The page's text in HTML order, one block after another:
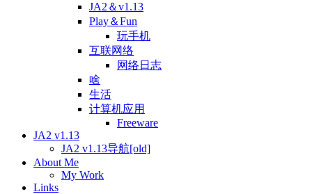
JA2＆v1.13
Play＆Fun
玩手机
互联网络
网络日志
啥
生活
计算机应用
Freeware
JA2 v1.13
JA2 v1.13导航[old]
About Me
My Work
Links